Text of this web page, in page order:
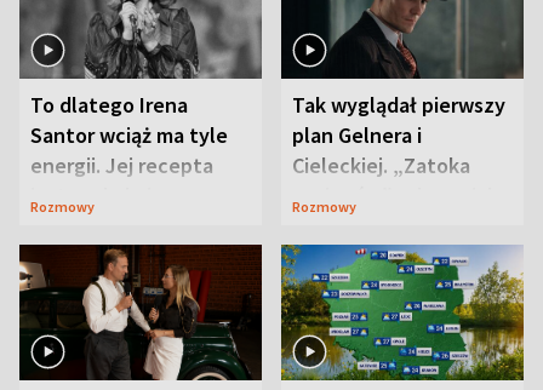
To dlatego Irena
Santor wciąż ma tyle
energii. Jej recepta
jest zaskakująco
Rozmowy
Tak wyglądał pierwszy
plan Gelnera i
Cieleckiej. „Zatoka
szpiegów” od razu ich
Rozmowy